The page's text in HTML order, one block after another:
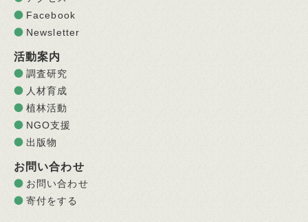
Facebook
Newsletter
活動案内
調査研究
人材育成
植林活動
NGO支援
出版物
お問い合わせ
お問い合わせ
寄付をする